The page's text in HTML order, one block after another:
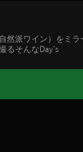
然派ワイン）をミラ
るそんなDay's